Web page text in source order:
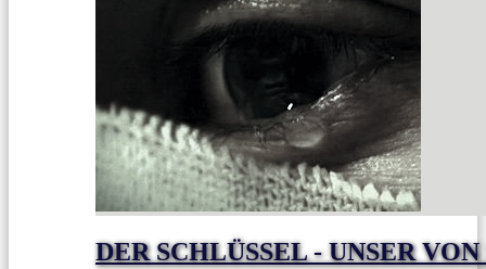
DER SCHLÜSSEL - UNSER